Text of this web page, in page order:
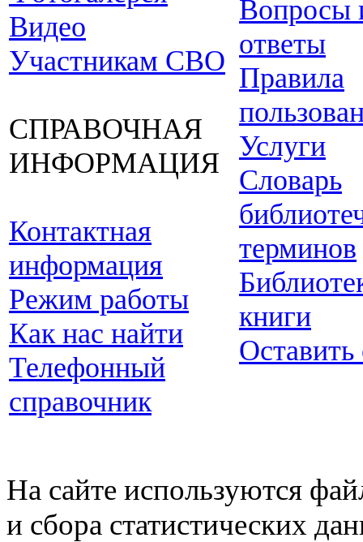
Видео
Участникам СВО
СПРАВОЧНАЯ
ИНФОРМАЦИЯ
Контактная
информация
Режим работы
Как нас найти
Телефонный
справочник
Вопросы
ответы
Правила
Услуги
Словарь
терминов
книги
Оставить
На сайте используются
и сбора статистических